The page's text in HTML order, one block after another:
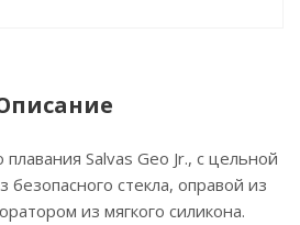
Salvas Geo Jr., с цельной
стекла, оправой из
из мягкого силикона.